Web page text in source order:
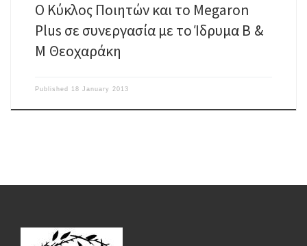
Ο Κύκλος Ποιητών και το Μegaron
Plus σε συνεργασία με το Ίδρυμα Β &
Μ Θεοχαράκη
Published 18 January 2013